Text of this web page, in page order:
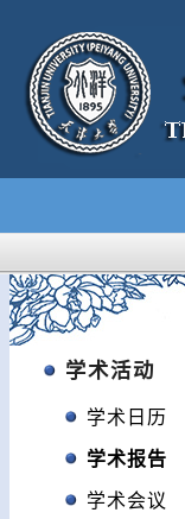
学术活动
学术日历
学术报告
学术会议